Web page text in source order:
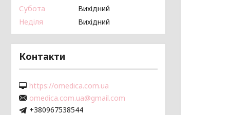
Субота
Вихідний
Неділя
Вихідний
Контакти
https://omedica.com.ua
omedica.com.ua@gmail.com
+380967538544